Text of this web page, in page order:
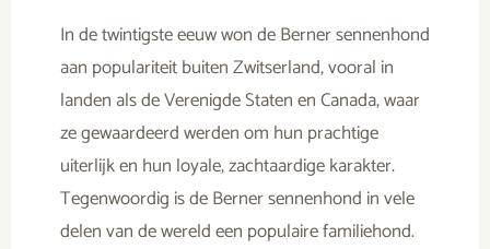
In de twintigste eeuw won de Berner sennenhond
aan populariteit buiten Zwitserland, vooral in
landen als de Verenigde Staten en Canada, waar
ze gewaardeerd werden om hun prachtige
uiterlijk en hun loyale, zachtaardige karakter.
Tegenwoordig is de Berner sennenhond in vele
delen van de wereld een populaire familiehond.